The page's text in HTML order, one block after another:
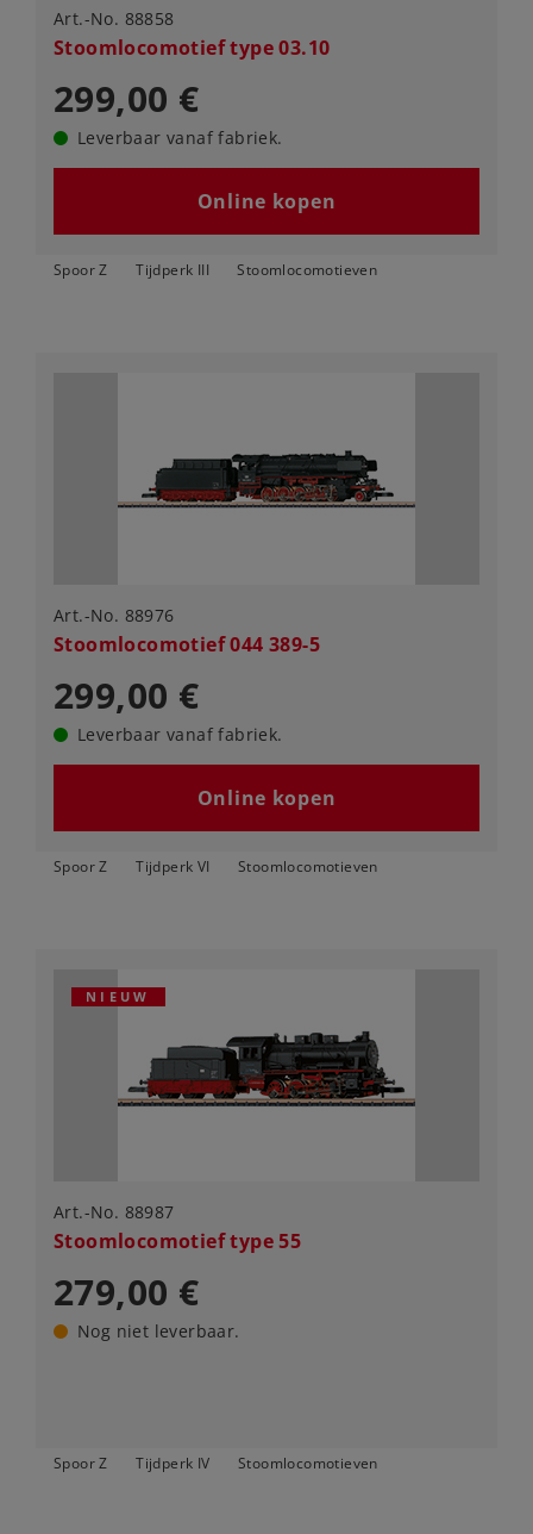
Art.-No. 88858
Stoomlocomotief type 03.10
299,00 €
Leverbaar vanaf fabriek.
Online kopen
Spoor Z Tijdperk III Stoomlocomotieven
Art.-No. 88976
Stoomlocomotief 044 389-5
299,00 €
Leverbaar vanaf fabriek.
Online kopen
Spoor Z Tijdperk VI Stoomlocomotieven
NIEUW
Art.-No. 88987
Stoomlocomotief type 55
279,00 €
Nog niet leverbaar.
Spoor Z Tijdperk IV Stoomlocomotieven